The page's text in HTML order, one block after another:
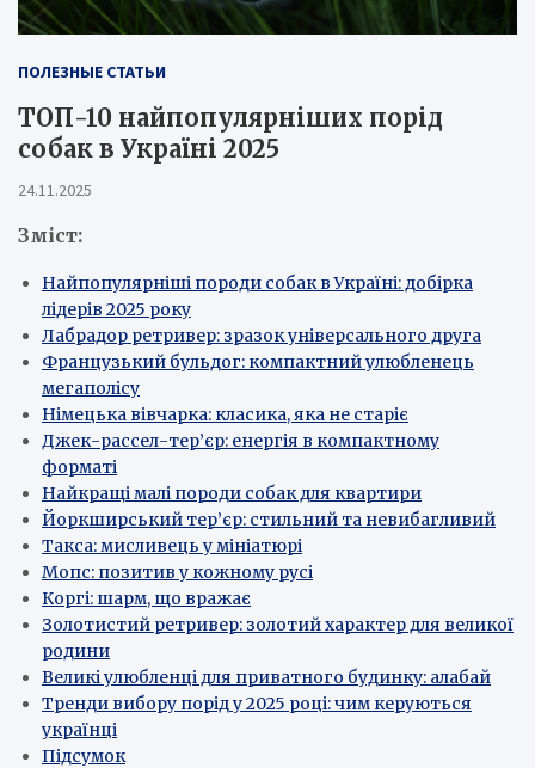
ПОЛЕЗНЫЕ СТАТЬИ
ТОП-10 найпопулярніших порід
собак в Україні 2025
24.11.2025
Зміст:
Найпопулярніші породи собак в Україні: добірка
лідерів 2025 року
Лабрадор ретривер: зразок універсального друга
Французький бульдог: компактний улюбленець
мегаполісу
Німецька вівчарка: класика, яка не старіє
Джек-рассел-тер’єр: енергія в компактному
форматі
Найкращі малі породи собак для квартири
Йоркширський тер’єр: стильний та невибагливий
Такса: мисливець у мініатюрі
Мопс: позитив у кожному русі
Коргі: шарм, що вражає
Золотистий ретривер: золотий характер для великої
родини
Великі улюбленці для приватного будинку: алабай
Тренди вибору порід у 2025 році: чим керуються
українці
Підсумок